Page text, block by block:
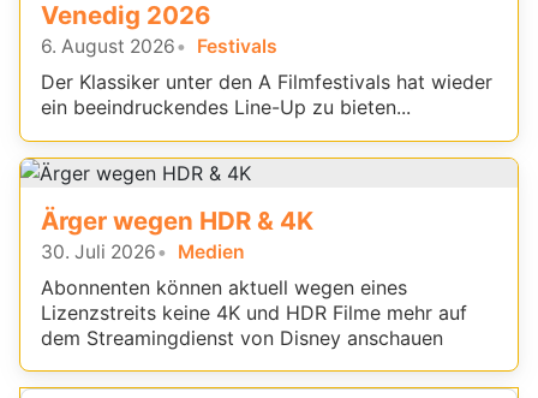
Venedig 2026
6. August 2026 Festivals
Der Klassiker unter den A Filmfestivals hat wieder
ein beeindruckendes Line-Up zu bieten...
Ärger wegen HDR & 4K
30. Juli 2026 Medien
Abonnenten können aktuell wegen eines
Lizenzstreits keine 4K und HDR Filme mehr auf
dem Streamingdienst von Disney anschauen